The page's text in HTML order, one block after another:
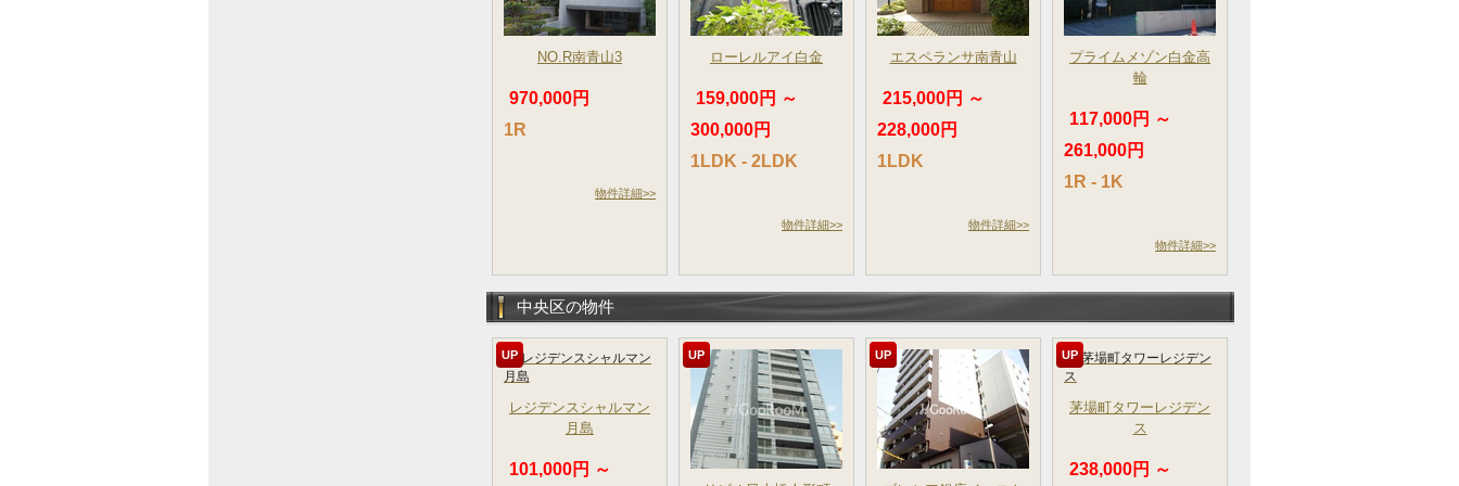
NO.R南青山3
970,000円
1R
物件詳細>>
ローレルアイ白金
159,000円 ～
300,000円
1LDK - 2LDK
物件詳細>>
エスペランサ南青山
215,000円 ～
228,000円
1LDK
物件詳細>>
プライムメゾン白金高
輪
117,000円 ～
261,000円
1R - 1K
物件詳細>>
中央区の物件
UP
レジデンスシャルマン
月島
101,000円 ～
UP UP UP
茅場町タワーレジデン
ス
238,000円 ～